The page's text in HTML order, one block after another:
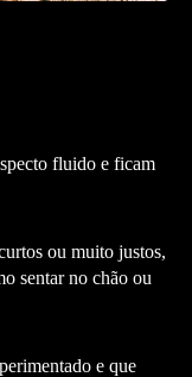
fluido e ficam
ou muito justos,
sentar no chão ou
e que